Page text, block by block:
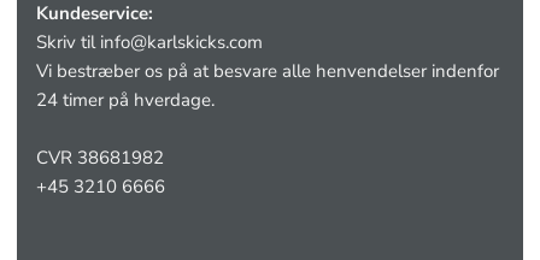
Kundeservice:
Skriv til info@karlskicks.com
Vi bestræber os på at besvare alle henvendelser indenfor
24 timer på hverdage.
CVR 38681982
+45 3210 6666